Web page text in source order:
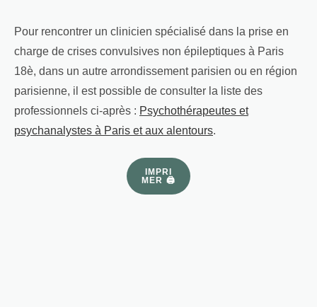
Pour rencontrer un clinicien spécialisé dans la prise en
charge de crises convulsives non épileptiques à Paris
18è, dans un autre arrondissement parisien ou en région
parisienne, il est possible de consulter la liste des
professionnels ci-après : Psychothérapeutes et
psychanalystes à Paris et aux alentours.
IMPRI
MER 🖨